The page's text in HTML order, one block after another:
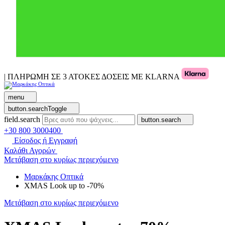
| ΠΛΗΡΩΜΗ ΣΕ 3 ΑΤΟΚΕΣ ΔΟΣΕΙΣ ΜΕ KLARNA
menu
button.searchToggle
field.search button.search
+30 800 3000400
Είσοδος ή Εγγραφή
Καλάθι Αγορών
Μετάβαση στο κυρίως περιεχόμενο
Μαρκάκης Οπτικά
XMAS Look up to -70%
Μετάβαση στο κυρίως περιεχόμενο